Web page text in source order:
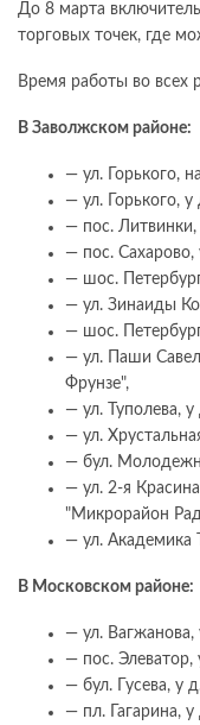
До 8 марта
торговых точек, где
Время работы во всех
В Заволжском районе:
— ул. Горького,
— ул. Горького,
— пос. Литвинки,
— пос.
— шос.
— ул. Зинаиды
— шос.
— ул. Паши
Фрунзе",
— ул. Туполева, у
— ул.
— бул.
— ул. 2-я
"Микрорайон
— ул. Академика
В Московском районе:
— ул. Вагжанова,
— пос. Элеватор,
— бул. Гусева, у
— пл. Гагарина, у